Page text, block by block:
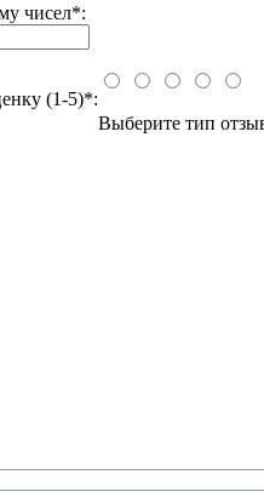
чисел*:
(1-5)*:
Выберите тип